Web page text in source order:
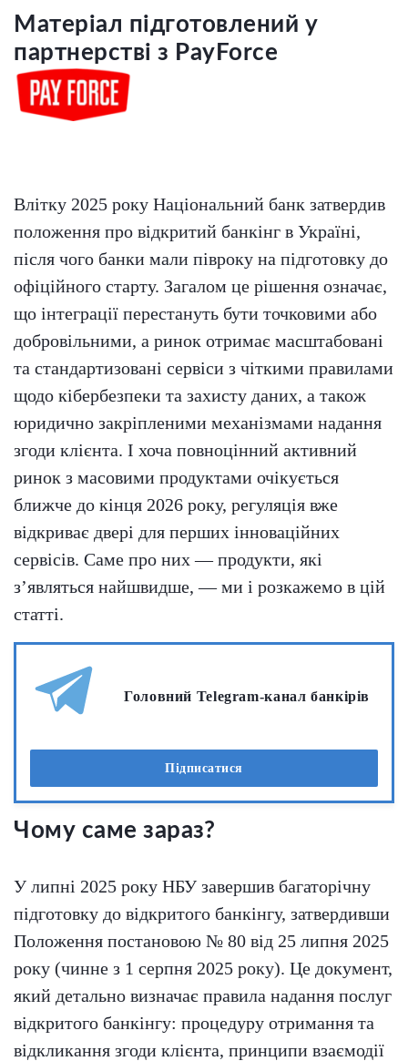
Матеріал підготовлений у
партнерстві з PayForce
Влітку 2025 року Національний банк затвердив
положення про відкритий банкінг в Україні,
після чого банки мали півроку на підготовку до
офіційного старту. Загалом це рішення означає,
що інтеграції перестануть бути точковими або
добровільними, а ринок отримає масштабовані
та стандартизовані сервіси з чіткими правилами
щодо кібербезпеки та захисту даних, а також
юридично закріпленими механізмами надання
згоди клієнта. І хоча повноцінний активний
ринок з масовими продуктами очікується
ближче до кінця 2026 року, регуляція вже
відкриває двері для перших інноваційних
сервісів. Саме про них — продукти, які
з’являться найшвидше, — ми і розкажемо в цій
статті.
Головний Telegram-канал банкірів
Підписатися
Чому саме зараз?
У липні 2025 року НБУ завершив багаторічну
підготовку до відкритого банкінгу, затвердивши
Положення постановою № 80 від 25 липня 2025
року (чинне з 1 серпня 2025 року). Це документ,
який детально визначає правила надання послуг
відкритого банкінгу: процедуру отримання та
відкликання згоди клієнта, принципи взаємодії